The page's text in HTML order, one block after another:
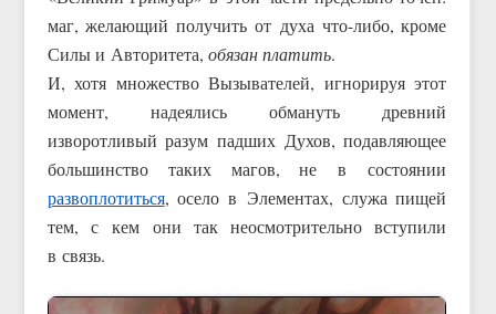
маг, желающий получить от духа что-либо, кроме
Силы и Авторитета, обязан платить.
И, хотя множество Вызывателей, игнорируя этот
момент, надеялись обмануть древний
изворотливый разум падших Духов, подавляющее
большинство таких магов, не в состоянии
развоплотиться, осело в Элементах, служа пищей
тем, с кем они так неосмотрительно вступили
в связь.